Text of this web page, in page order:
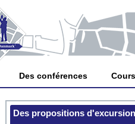
Des conférences
Des propositions